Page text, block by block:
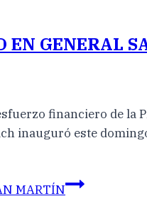
EN GENERAL
financiero de la
inauguró este
MARTÍN